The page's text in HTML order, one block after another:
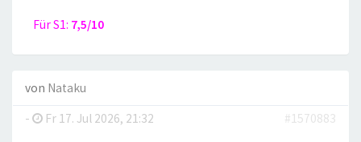
Für S1: 7,5/10
von Nataku
-
Fr 17. Jul 2026, 21:32 #1570883